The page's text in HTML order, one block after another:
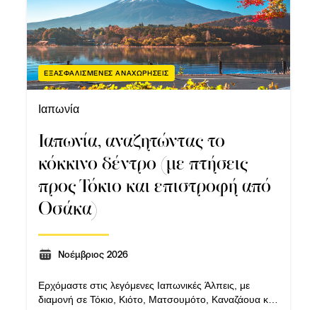
ΕΞΑΣΦΑΛΙΣΜΕΝΕΣ ΑΝΑΧΩΡΗΣΕΙΣ
Ιαπωνία
Ιαπωνία, αναζητώντας το
κόκκινο δέντρο (με πτήσεις
προς Τόκιο και επιστροφή από
Οσάκα)
Νοέμβριος 2026
Ερχόμαστε στις λεγόμενες Ιαπωνικές Άλπεις, με
διαμονή σε Τόκιο, Κιότο, Ματσουμότο, Καναζάουα και